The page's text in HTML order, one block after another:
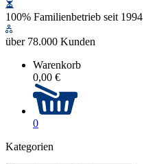
100% Familienbetrieb seit 1994
über 78.000 Kunden
Warenkorb
0,00 €
0
Kategorien